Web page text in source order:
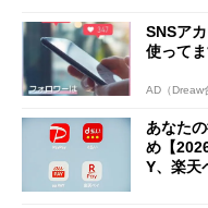
SNSア
使ってま
AD（Dreaw
あなた
め【
Y、楽天